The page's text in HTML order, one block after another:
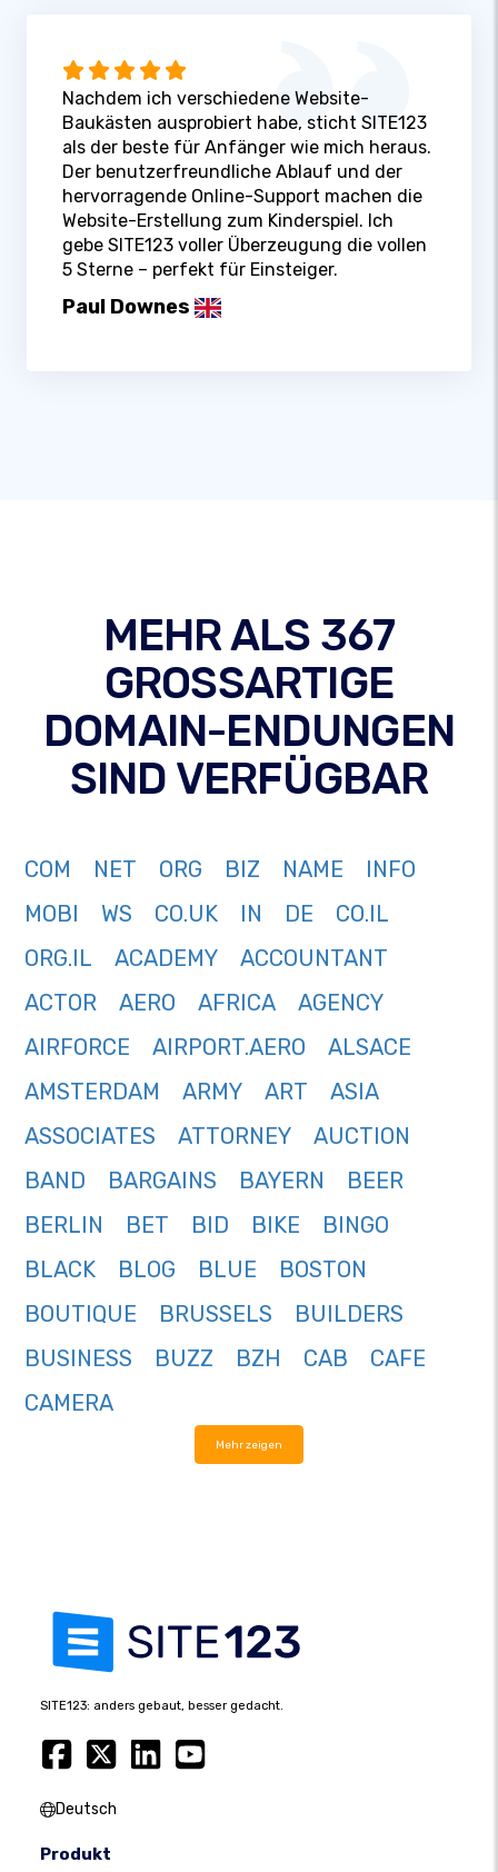
Nachdem ich verschiedene Website-
Baukästen ausprobiert habe, sticht SITE123
als der beste für Anfänger wie mich heraus.
Der benutzerfreundliche Ablauf und der
hervorragende Online-Support machen die
Website-Erstellung zum Kinderspiel. Ich
gebe SITE123 voller Überzeugung die vollen
5 Sterne – perfekt für Einsteiger.
Paul Downes
MEHR ALS 367
GROSSARTIGE
DOMAIN-ENDUNGEN
SIND VERFÜGBAR
COM NET ORG BIZ NAME
INFO
MOBI
WS CO.UK IN DE
CO.IL
ORG.IL
ACADEMY
ACCOUNTANT
ACTOR
AERO AFRICA
AGENCY
AIRFORCE
AIRPORT.AERO
ALSACE
AMSTERDAM
ARMY ART
ASIA
ASSOCIATES
ATTORNEY
AUCTION
BAND
BARGAINS BAYERN
BEER
BERLIN
BET BID BIKE
BINGO
BLACK
BLOG BLUE
BOSTON
BOUTIQUE
BRUSSELS
BUILDERS
BUSINESS
BUZZ BZH CAB
CAFE
CAMERA
Mehr zeigen
SITE123: anders gebaut, besser gedacht.
Deutsch
Produkt